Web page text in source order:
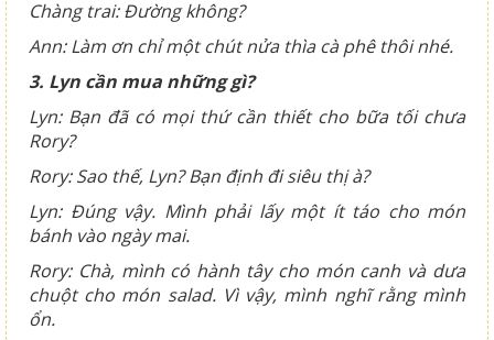
Chàng trai: Đường không?
Ann: Làm ơn chỉ một chút nửa thìa cà phê thôi nhé.
3. Lyn cần mua những gì?
Lyn: Bạn đã có mọi thứ cần thiết cho bữa tối chưa
Rory?
Rory: Sao thế, Lyn? Bạn định đi siêu thị à?
Lyn: Đúng vậy. Mình phải lấy một ít táo cho món
bánh vào ngày mai.
Rory: Chà, mình có hành tây cho món canh và dưa
chuột cho món salad. Vì vậy, mình nghĩ rằng mình
ổn.